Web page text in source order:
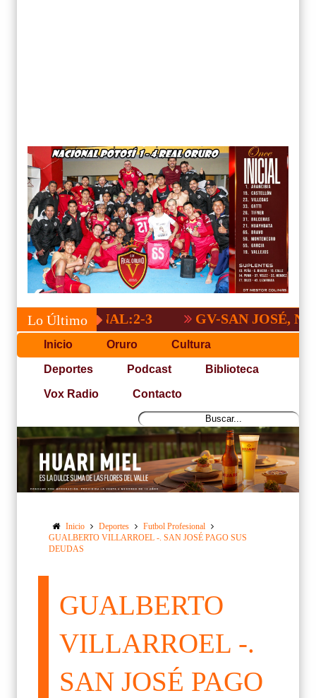
Lo Último
NACIONAL:2-3 GV-SAN JOSÉ, NO
Inicio Oruro Cultura
Deportes Podcast Biblioteca
Vox Radio Contacto
Inicio Deportes
Futbol Profesional
GUALBERTO VILLARROEL -. SAN JOSÉ PAGO SUS
DEUDAS
GUALBERTO
VILLARROEL -.
SAN JOSÉ PAGO